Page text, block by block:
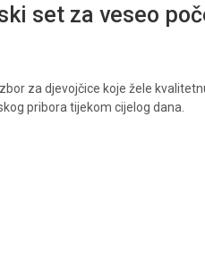
set za veseo
za djevojčice koje žele
pribora tijekom cijelog dana.